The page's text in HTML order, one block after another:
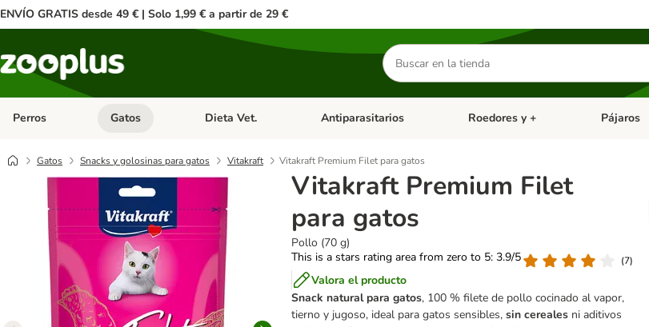
ENVÍO GRATIS desde 49 € | Solo 1,99 € a partir de 29 €
Buscar
productos
Perros Menú de categoria abierto: Perros
Gatos Menú de categoria abierto: Gatos
Dieta Vet. Menú de categoria abierto: Dieta Vet.
Antiparasitarios Menú de categoria abierto:
Roedores y + Menú de
Pájaros
Gatos Snacks y golosinas para gatos Vitakraft Vitakraft Premium Filet para gatos
Vitakraft Premium Filet
para gatos
Pollo (70 g)
This is a stars rating area from zero to 5: 3.9/5
(7)
Valora el producto
Snack natural para gatos, 100 % filete de pollo cocinado al vapor,
tierno y jugoso, ideal para gatos sensibles,sin cereales ni aditivos